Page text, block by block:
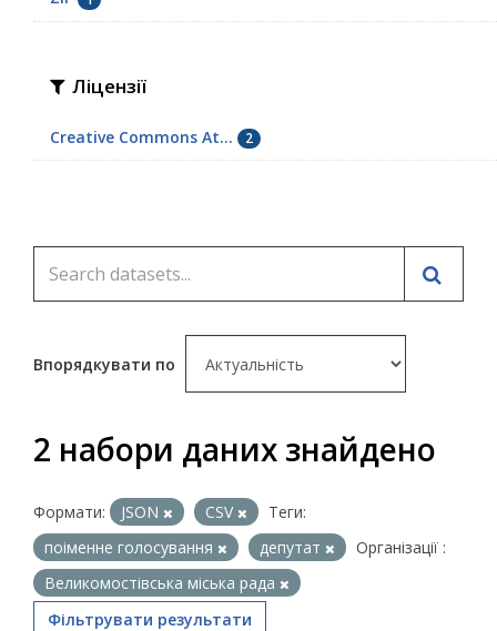
Ліцензії
Creative Commons At... 2
Впорядкувати по
2 набори даних знайдено
Формати: JSON CSV
Теги:
поіменне голосування
депутат
Організації :
Великомостівська міська рада
Фільтрувати результати